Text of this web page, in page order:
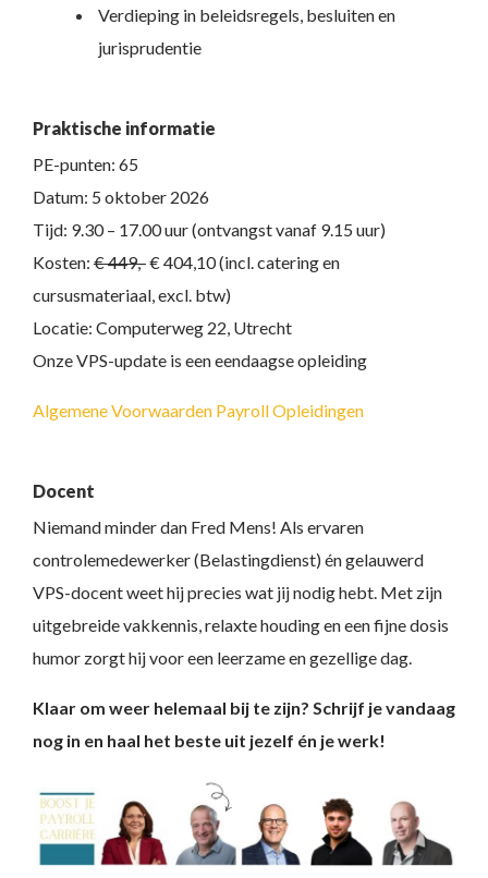
Verdieping in beleidsregels, besluiten en
jurisprudentie
Praktische informatie
PE-punten: 65
Datum: 5 oktober 2026
Tijd: 9.30 – 17.00 uur (ontvangst vanaf 9.15 uur)
Kosten: € 449,-€ 404,10 (incl. catering en
cursusmateriaal, excl. btw)
Locatie: Computerweg 22, Utrecht
Onze VPS-update is een eendaagse opleiding
Algemene Voorwaarden Payroll Opleidingen
Docent
Niemand minder dan Fred Mens! Als ervaren
controlemedewerker (Belastingdienst) én gelauwerd
VPS-docent weet hij precies wat jij nodig hebt. Met zijn
uitgebreide vakkennis, relaxte houding en een fijne dosis
humor zorgt hij voor een leerzame en gezellige dag.
Klaar om weer helemaal bij te zijn? Schrijf je vandaag
nog in en haal het beste uit jezelf én je werk!